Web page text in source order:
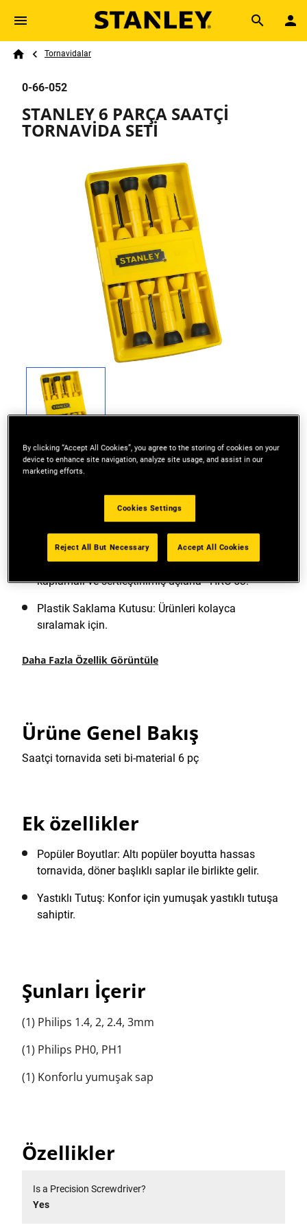
Skip to main content
Search
Breadcrumb
Tornavidalar
0-66-052
STANLEY 6 PARÇA SAATÇİ
TORNAVİDA SETİ
Çekici Çift Malzemeli Saplar: Kolay ve rahat tutuş
için tasarlanmıştır.
Krom Vanadyum Çelik Çubuklar: Siyah oksit
kaplamalı ve sertleştirilmiş uçlarla - HRC 53.
Plastik Saklama Kutusu: Ürünleri kolayca
sıralamak için.
Daha Fazla Özellik Görüntüle
Ürüne Genel Bakış
Saatçi tornavida seti bi-material 6 pç
Ek özellikler
Popüler Boyutlar: Altı popüler boyutta hassas
tornavida, döner başlıklı saplar ile birlikte gelir.
Yastıklı Tutuş: Konfor için yumuşak yastıklı tutuşa
sahiptir.
Şunları İçerir
(1) Philips 1.4, 2, 2.4, 3mm
(1) Philips PH0, PH1
(1) Konforlu yumuşak sap
Özellikler
Is a Precision Screwdriver?
Yes
By clicking “Accept All Cookies”, you agree to the storing of cookies on your
device to enhance site navigation, analyze site usage, and assist in our
marketing efforts.
Cookies Settings
Reject All But Necessary Accept All Cookies